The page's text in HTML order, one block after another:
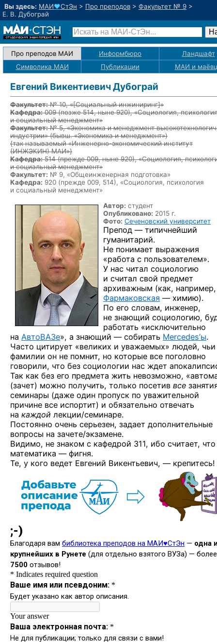
Вы здесь: МАИ♥СтЭн > Про преподов > Факультет № 9 >
Е. В. Дубограй
Про преподов МАИ Информбюро
Ландшафт
Символика МАИ
Публикации МАИ и
Евгений Викентиевич Дубограй
Факультет:№ 10, «[Социальный инжиниринг]»
Кафедра:009(позже 514, ныне 920), «Социология,
и социальный менеджмент»
Факультет:№ 5, «Экономика и менеджмент
индустрии» (бывш. «Экономика и менеджмент»)
{так называемый «Инженерно-экономический институт
(ИНЖЭКИН) МАИ»}
Кафедра:514(прежде 009, ныне 920), «Социология,
и социальный менеджмент»
Факультет: № 9, «Общеинженерная подготовка»
Кафедра: 920 (прежде 009, 514), «Социология, психология
и социальный менеджмент»
Автор: студент
Опубликовано: 2015 г.
Фото: Сеченовский университет
Препод — типичнейший
гуманитарий.
Не понимает выражения
«работа с пользователем».
У нас читал социологию
и считал свой предмет
архиважным (как, например,
Фармаковская — химию).
По его словам, инженер,
не знающий социологию,
работать «исключительно
на АвтоВАЗе», а знающий — собирать Mercedes’ы.
Часто цитирует «великих и уважаемых» людей, чьи
фамилии он не помнит, но которые все поголовно
говорили, что без социологии нас ждет
Так как без его предмета жить невозможно,
(зачет) можно получить, только посетив все
семинары (даже один пропуск по уважительной
причине все испортит) и обязательно отвечать
на каждой лекции/семинаре.
Постоянно очень серьезен, задает дополнительные
вопросы на зачете/экзамене.
Видимо, не знаком с кафедрой 311, ибо считает, что
математика — фигня.
Те, у кого ведет Евгений Викентьевич, — крепитесь!